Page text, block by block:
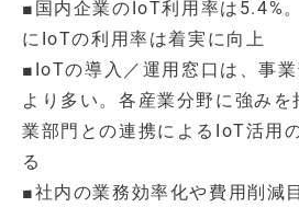
■国内企業のIoT利用率は5.4%
にIoTの利用率は着実に向上
■IoTの導入／運用窓口は、事
より多い。各産業分野に強み
業部門との連携によるIoT活用
る
■社内の業務効率化や費用削減